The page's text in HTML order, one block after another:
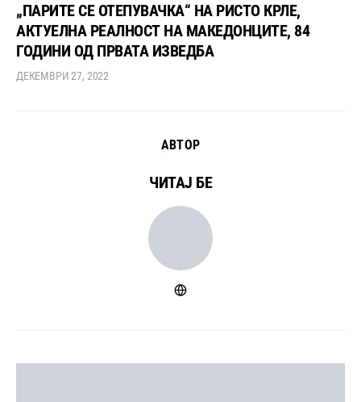
„ПАРИТЕ СЕ ОТЕПУВАЧКА“ НА РИСТО КРЛЕ,
АКТУЕЛНА РЕАЛНОСТ НА МАКЕДОНЦИТЕ, 84
ГОДИНИ ОД ПРВАТА ИЗВЕДБА
ДЕКЕМВРИ 27, 2022
АВТОР
ЧИТАЈ БЕ